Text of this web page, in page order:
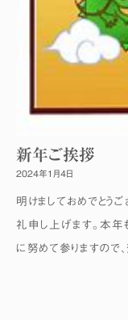
新年ご挨拶
2024年1月4日
明けましておめでとう
礼申し上げます。本
に努めて参りますので